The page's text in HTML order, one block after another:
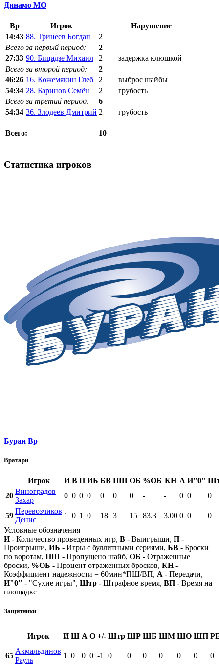
Динамо МО
Вр Игрок
Нарушение
14:43 88. Тринеев Богдан
2
Всего за первый период:
2
27:33 90. Бицадзе Михаил 2
задержка клюшкой
Всего за второй период:
2
46:26 16. Кожемякин Глеб 2
выброс шайбы
54:34 28. Баринов Семён 2
грубость
Всего за третий период:
6
54:34 36. Злодеев Дмитрий 2 грубость
Всего: 10
Статистика игроков
Буран Вр
Вратари
Игрок И В П ИБ БВ ПШ ОБ %ОБ КН А И"0"
20
Виноградов
Захар
0 0 0 0 0 0 0 - - 0 0 0
59
Перевозчиков
Денис
1 0 1 0 18 3 15 83.3 3.00 0 0
0
Условные обозначения
И- Количество проведенных игр, В - Выигрыши, П -
Проигрыши, ИБ - Игры с буллитными сериями, БВ - Броски
по воротам, ПШ - Пропущено шайб, ОБ - Отраженные
броски, %ОБ - Процент отраженных бросков, КН-
Коэффициент надежности = 60мин*ПШ/ВП, А - Передачи,
И"0" - "Сухие игры", Штр - Штрафное время, ВП - Время на
площадке
Защитники
Игрок И Ш А О +/- Штр ШР ШБ ШМ ШО ШП
65
Акмальдинов
Рауль
1 0 0 0 -1 0 0 0 0 0 0 0